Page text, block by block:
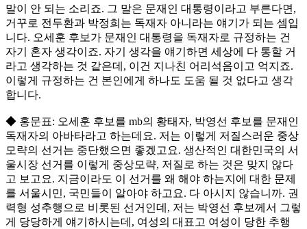
말이 안 되는 소리죠. 그 말은 문재인 대통령이라고 부른다면,
거꾸로 전두환과 박정희는 독재자 아니라는 얘기가 되는 셈입
니다. 오세훈 후보가 문재인 대통령을 독재자로 규정하는 건
자기 혼자 생각이죠. 자기 생각을 얘기하면 세상에 다 통할 거
라고 생각하는 것 같은데, 이건 지나친 어리석음이고 억지죠.
이렇게 규정하는 건 본인에게 하나도 도움 될 것 없다고 생각
합니다.
◆ 홍문표: 오세훈 후보를 mb의 황태자, 박영선 후보를 문재인
독재자의 아바타라고 하는데요. 저는 이렇게 저질스러운 중상
모략의 선거는 중단했으면 좋겠고요. 생산적인 대한민국의 서
울시장 선거를 이렇게 중상모략, 저질로 하는 것은 맞지 않다
고 보고요. 지금이라도 이 선거를 왜 해야 하는지에 대한 문제
를 서울시민, 국민들이 알아야 하고요. 다 아시지 않습니까. 권
력형 성추행으로 비롯된 선거인데, 저는 박영선 후보께서 그렇
게 당당하게 얘기하시는데, 여성의 대표고 여성이 당한 추행